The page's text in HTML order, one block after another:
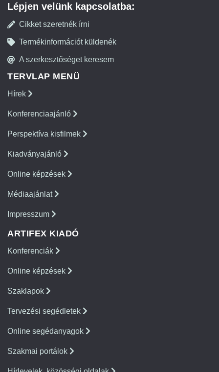
Lépjen velünk kapcsolatba:
Cikket szeretnék írni
Termékinformációt küldenék
A szerkesztőséget keresem
TERVLAP MENÜ
Hírek
Konferenciaajánló
Perspektíva kisfilmek
Kiadványajánló
Online képzések
Médiaajánlat
Impresszum
ARTIFEX KIADÓ
Konferenciák
Online képzések
Szaklapok
Tervezési segédletek
Online segédanyagok
Szakmai portálok